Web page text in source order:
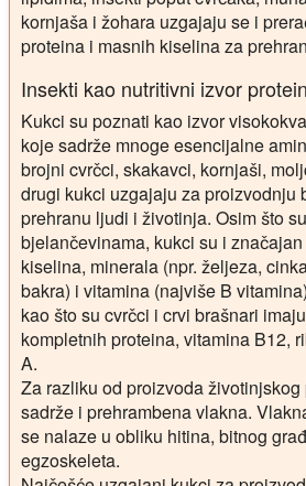
kornjaša i žohara uzgajaju se i
proteina i masnih kiselina za
Insekti kao nutritivni izvor
Kukci su poznati kao izvor
koje sadrže mnoge esencijalne
brojni cvrčci, skakavci, kornjaši,
drugi kukci uzgajaju za proizvodnju
prehranu ljudi i životinja. Osim što
bjelančevinama, kukci su i
kiselina, minerala (npr. željeza,
bakra) i vitamina (najviše B
kao što su cvrčci i crvi brašnari
kompletnih proteina, vitamina B12,
A.
Za razliku od proizvoda
sadrže i prehrambena vlakna.
se nalaze u obliku hitina, bitnog
egzoskeleta.